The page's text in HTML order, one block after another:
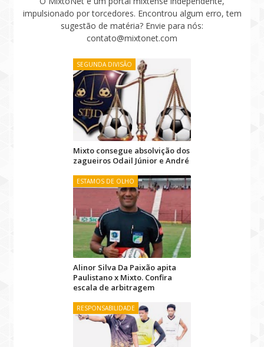
impulsionado por torcedores. Encontrou algum erro, tem
sugestão de matéria? Envie para nós:
contato@mixtonet.com
SEGUNDA DIVISÃO
Mixto consegue absolvição dos
zagueiros Odail Júnior e André
ESTAMOS DE OLHO
Alinor Silva Da Paixão apita
Paulistano x Mixto. Confira
escala de arbitragem
RESPONSABILIDADE